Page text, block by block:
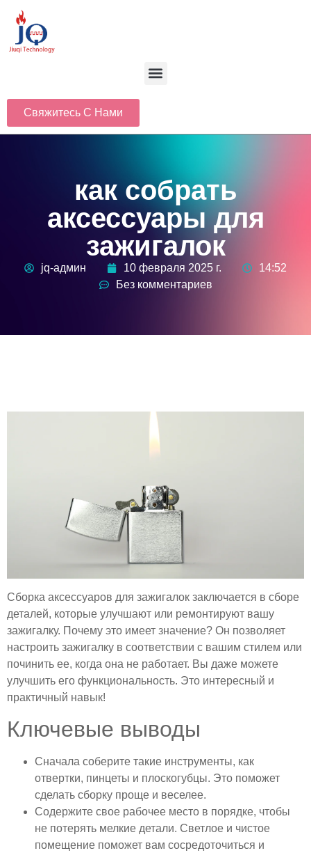
Свяжитесь С Нами
как собрать
аксессуары для
зажигалок
jq-админ 10 февраля 2025 г.
14:52
Без комментариев
Сборка аксессуаров для зажигалок заключается в сборе
деталей, которые улучшают или ремонтируют вашу
зажигалку. Почему это имеет значение? Он позволяет
настроить зажигалку в соответствии с вашим стилем или
починить ее, когда она не работает. Вы даже можете
улучшить его функциональность. Это интересный и
практичный навык!
Ключевые выводы
Сначала соберите такие инструменты, как
отвертки, пинцеты и плоскогубцы. Это поможет
сделать сборку проще и веселее.
Содержите свое рабочее место в порядке, чтобы
не потерять мелкие детали. Светлое и чистое
помещение поможет вам сосредоточиться и